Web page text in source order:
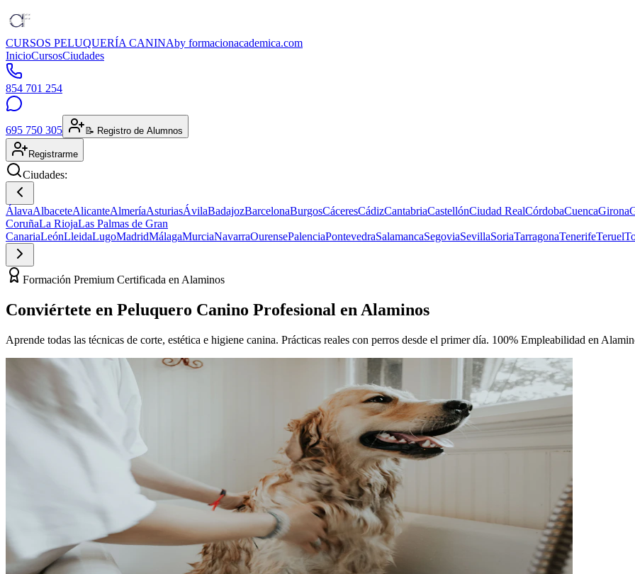
CURSOS PELUQUERÍA CANINAby formacionacademica.com
InicioCursosCiudades
854 701 254
695 750 305 📝 Registro de Alumnos
Registrarme
Ciudades:
ÁlavaAlbaceteAlicanteAlmeríaAsturiasÁvilaBadajozBarcelonaBurgosCáceresCádizCantabriaCastellónCiudad RealCórdobaCuencaGirona
CoruñaLa RiojaLas Palmas de Gran
CanariaLeónLleidaLugoMadridMálagaMurciaNavarraOurensePalenciaPontevedraSalamancaSegoviaSevillaSoriaTarragonaTenerifeTeruel
Formación Premium Certificada en Alaminos
Conviértete en Peluquero Canino Profesional en Alaminos
Aprende todas las técnicas de corte, estética e higiene canina. Prácticas reales con perros desde el primer día. 100% Empleabilidad en